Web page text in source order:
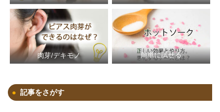
肉芽/デキモノ 簡単に試せる
記事をさがす